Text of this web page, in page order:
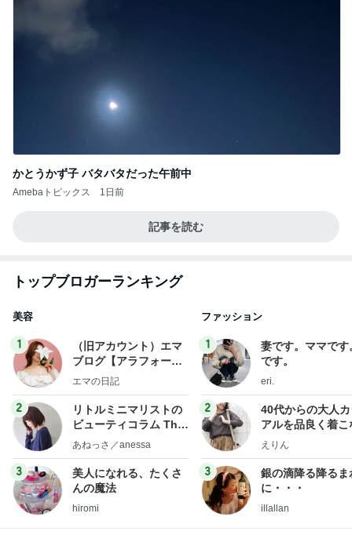
かとうかず子 バタバタだった午前中
Amebaトピックス 1日前
記事を読む
トップブロガーランキング
美容
1
（旧アカウント）エマ
ブログ【アラフォー会
社売却セカンドライ
エマの日記
2
リトルミニマリストの
ビューティコラム The
little minimalist's bea
あねっさ／anessa
3
美人になれる、たくさ
んの魔法
hiromi
ファッション
1
妻です。ママです
です。
eri.
2
40代からの大人
アルを品良く着こ
ファッションブロ
えりん
3
銀の滴降る降るま
に・・・
illallan